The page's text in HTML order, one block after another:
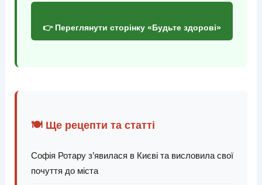
👉 Переглянути сторінку «Будьте здорові»
🍽️ Ще рецепти та статті
Софія Ротару з’явилася в Києві та висловила свої
почуття до міста